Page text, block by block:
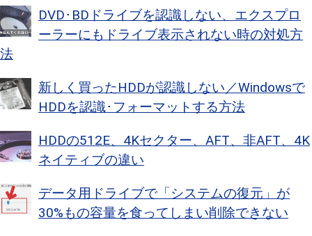
DVD･BDドライブを認識しない、エクスプロ
ーラーにもドライブ表示されない時の対処方
法
新しく買ったHDDが認識しない／Windowsで
HDDを認識･フォーマットする方法
HDDの512E、4Kセクター、AFT、非AFT、4K
ネイティブの違い
データ用ドライブで「システムの復元」が
30%もの容量を食ってしまい削除できない